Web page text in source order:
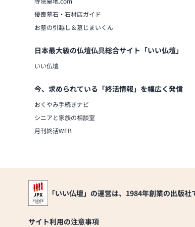
優良墓石・石材店ガイド
お墓の引越し＆墓じまいくん
日本最大級の仏壇仏具総合サイト「いい仏壇」
いい仏壇
今、求められている「終活情報」を幅広く発信
おくやみ手続きナビ
シニアと家族の相談室
月刊終活WEB
「いい仏壇」の運営は、1984年創業の出版社
サイト利用の注意事項